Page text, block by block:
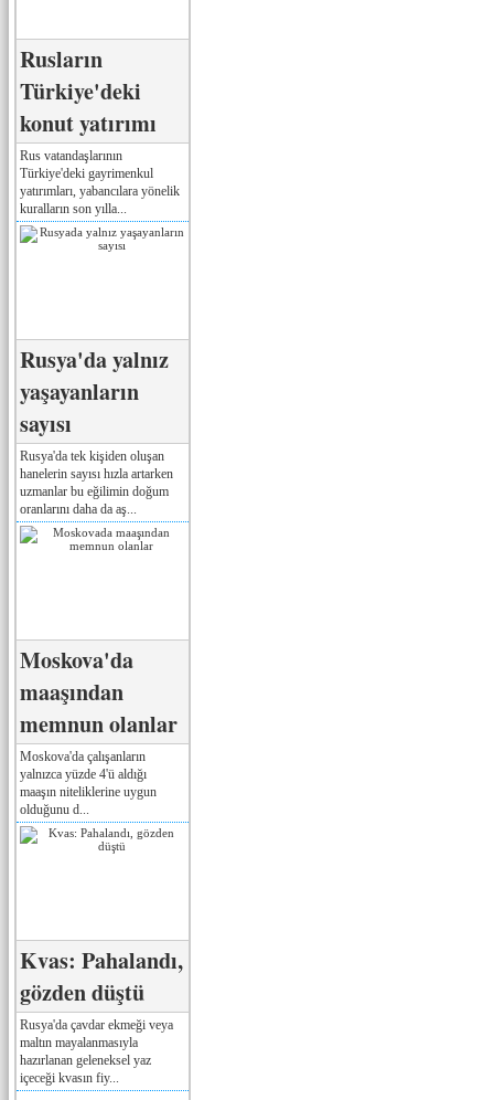
Rusların
Türkiye'deki
konut yatırımı
Rus vatandaşlarının
Türkiye'deki gayrimenkul
yatırımları, yabancılara yönelik
kuralların son yılla...
Rusya'da yalnız
yaşayanların
sayısı
Rusya'da tek kişiden oluşan
hanelerin sayısı hızla artarken
uzmanlar bu eğilimin doğum
oranlarını daha da aş...
Moskova'da
maaşından
memnun olanlar
Moskova'da çalışanların
yalnızca yüzde 4'ü aldığı
maaşın niteliklerine uygun
olduğunu d...
Kvas: Pahalandı,
gözden düştü
Rusya'da çavdar ekmeği veya
maltın mayalanmasıyla
hazırlanan geleneksel yaz
içeceği kvasın fiy...